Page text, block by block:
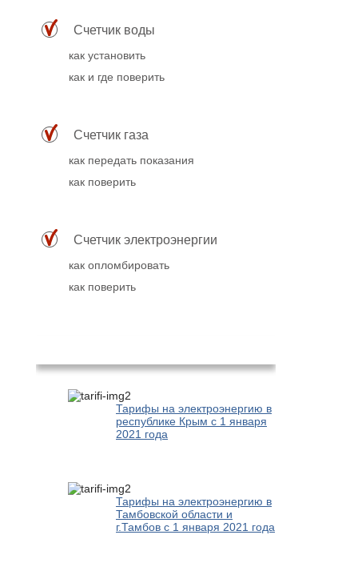
Счетчик воды
как установить
как и где поверить
Счетчик газа
как передать показания
как поверить
Счетчик электроэнергии
как опломбировать
как поверить
Тарифы на электроэнергию в
республике Крым с 1 января
2021 года
Тарифы на электроэнергию в
Тамбовской области и
г.Тамбов с 1 января 2021 года